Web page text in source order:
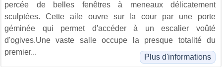
percée de belles fenêtres à meneaux délicatement
sculptées. Cette aile ouvre sur la cour par une porte
géminée qui permet d'accéder à un escalier voûté
d'ogives.Une vaste salle occupe la presque totalité du
premier...
Plus d'informations